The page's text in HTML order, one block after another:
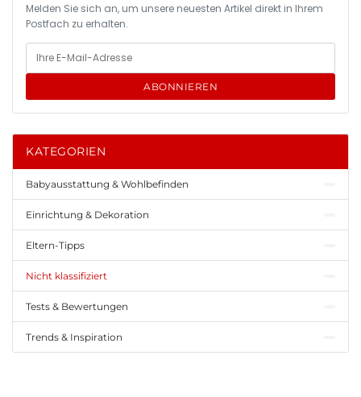
Melden Sie sich an, um unsere neuesten Artikel direkt in Ihrem
Postfach zu erhalten.
ABONNIEREN
KATEGORIEN
Babyausstattung & Wohlbefinden
Einrichtung & Dekoration
Eltern-Tipps
Nicht klassifiziert
Tests & Bewertungen
Trends & Inspiration